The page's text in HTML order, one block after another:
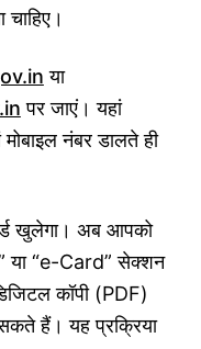
या
पर जाएं। यहां
नंबर डालते ही
खुलेगा। अब आपको
“e-Card” सेक्शन
कॉपी (PDF)
हैं। यह प्रक्रिया